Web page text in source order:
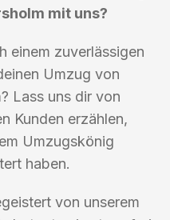
mit uns?
einem zuverlässigen
Umzug von
Lass uns dir von
Kunden erzählen,
Umzugskönig
haben.
von unserem